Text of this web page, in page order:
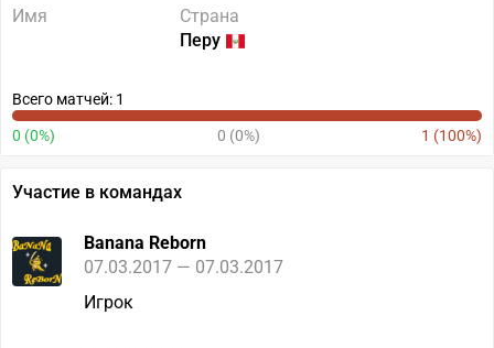
Имя
Страна
Перу
Всего матчей: 1
0 (0%) 0 (0%) 1 (100%)
Участие в командах
Banana Reborn
07.03.2017 — 07.03.2017
Игрок